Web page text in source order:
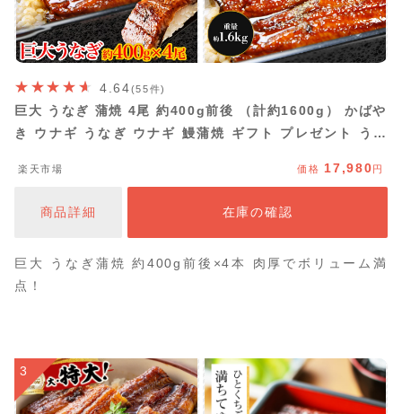
4.64(55件)
巨大 うなぎ 蒲焼 4尾 約400g前後 （計約1600g） かばや
き ウナギ うなぎ ウナギ 鰻蒲焼 ギフト プレゼント うな
楽天市場 価格 17,980円
商品詳細 在庫の確認
巨大 うなぎ蒲焼 約400g前後×4本 肉厚でボリューム満
点！
3